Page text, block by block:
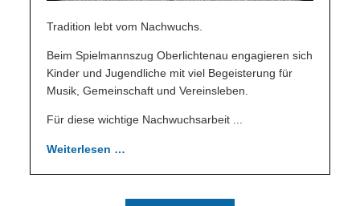
Tradition lebt vom Nachwuchs.
Beim Spielmannszug Oberlichtenau engagieren sich
Kinder und Jugendliche mit viel Begeisterung für
Musik, Gemeinschaft und Vereinsleben.
Für diese wichtige Nachwuchsarbeit ...
Weiterlesen …